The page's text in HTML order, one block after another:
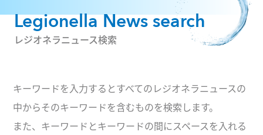
Legionella News search
レジオネラニュース検索
キーワードを入力するとすべてのレジオネラニュースの
中からそのキーワードを含むものを検索します。
また、キーワードとキーワードの間にスペースを入れる